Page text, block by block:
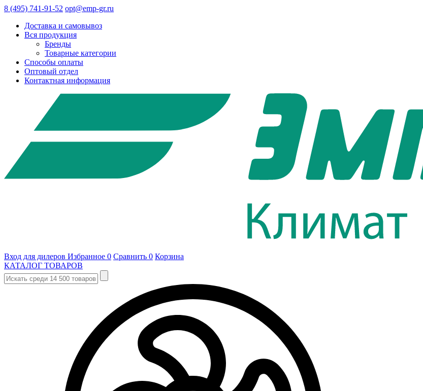
8 (495) 741-91-52 opt@emp-gr.ru
Доставка и самовывоз
Вся продукция
Бренды
Товарные категории
Способы оплаты
Оптовый отдел
Контактная информация
Вход для дилеров Избранное 0 Сравнить 0 Корзина
КАТАЛОГ ТОВАРОВ